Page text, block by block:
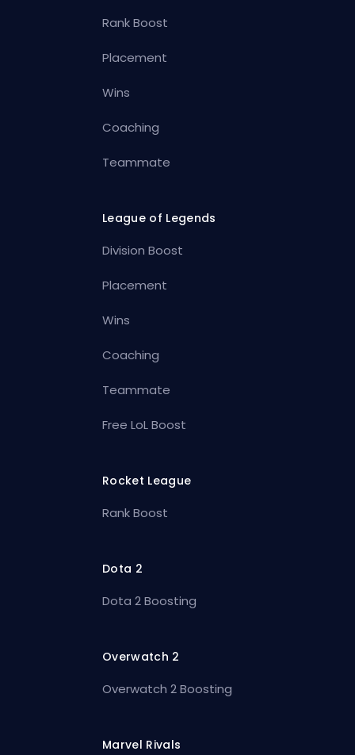
Rank Boost
Placement
Wins
Coaching
Teammate
League of Legends
Division Boost
Placement
Wins
Coaching
Teammate
Free LoL Boost
Rocket League
Rank Boost
Dota 2
Dota 2 Boosting
Overwatch 2
Overwatch 2 Boosting
Marvel Rivals